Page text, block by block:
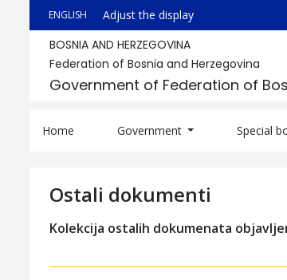
ENGLISH Adjust the display
BOSNIA AND HERZEGOVINA
Federation of Bosnia and Herzegovina
Government of Federation of
Home Government Special
Ostali dokumenti
Kolekcija ostalih dokumenata